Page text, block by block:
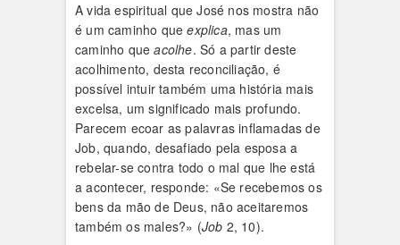
A vida espiritual que José nos mostra não
é um caminho queexplica, mas um
caminho queacolhe. Só a partir deste
acolhimento, desta reconciliação, é
possível intuir também uma história mais
excelsa, um significado mais profundo.
Parecem ecoar as palavras inflamadas de
Job, quando, desafiado pela esposa a
rebelar-se contra todo o mal que lhe está
a acontecer, responde: «Se recebemos os
bens da mão de Deus, não aceitaremos
também os males?» (Job 2, 10).